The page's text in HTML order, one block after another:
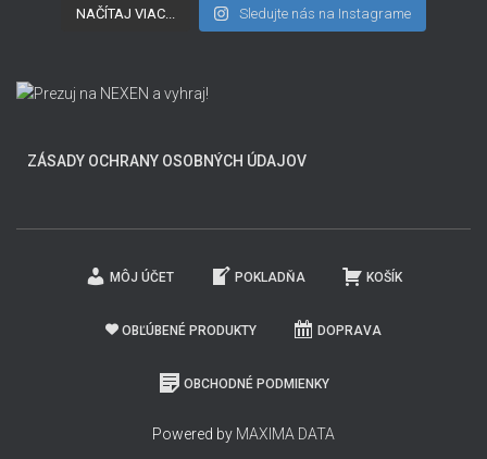
NAČÍTAJ VIAC... Sledujte nás na Instagrame
ZÁSADY OCHRANY OSOBNÝCH ÚDAJOV
MÔJ ÚČET POKLADŇA KOŠÍK
OBĽÚBENÉ PRODUKTY DOPRAVA
OBCHODNÉ PODMIENKY
Powered by MAXIMA DATA